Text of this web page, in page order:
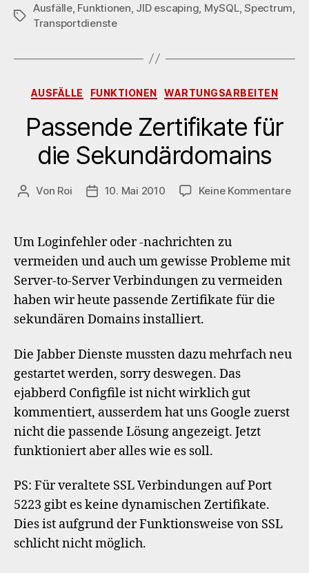
Schlagwörter
Ausfälle, Funktionen JID escaping MySQL,Spectrum
Transportdienste
Kategorien
AUSFÄLLE FUNKTIONEN WARTUNGSARBEITEN
Passende Zertifikate für
die Sekundärdomains
Beitragsautor
Von Roi Veröffentlichungsdatum
10. Mai 2010 Keine Kommentarezu
Um Loginfehler oder -nachrichten zu
vermeiden und auch um gewisse Probleme mit
Server-to-Server Verbindungen zu vermeiden
haben wir heute passende Zertifikate für die
sekundären Domains installiert.
Die Jabber Dienste mussten dazu mehrfach neu
gestartet werden, sorry deswegen. Das
ejabberd Configfile ist nicht wirklich gut
kommentiert, ausserdem hat uns Google zuerst
nicht die passende Lösung angezeigt. Jetzt
funktioniert aber alles wie es soll.
PS: Für veraltete SSL Verbindungen auf Port
5223 gibt es keine dynamischen Zertifikate.
Dies ist aufgrund der Funktionsweise von SSL
schlicht nicht möglich.